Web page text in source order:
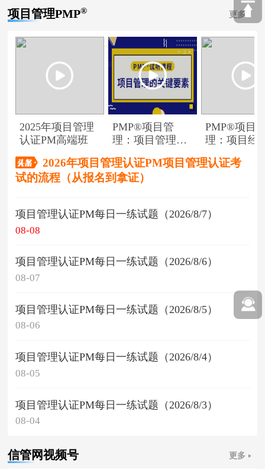
项目管理PMP® 更多
2025年项目管理
认证PM高端班
PMP®项目管
理：项目管理的
PMP®项目
理：项目经
2026年项目管理认证PM项目管理认证考
试的流程（从报名到拿证）
项目管理认证PM每日一练试题（2026/8/7）
08-08
项目管理认证PM每日一练试题（2026/8/6）
08-07
项目管理认证PM每日一练试题（2026/8/5）
08-06
项目管理认证PM每日一练试题（2026/8/4）
08-05
项目管理认证PM每日一练试题（2026/8/3）
08-04
信管网视频号 更多